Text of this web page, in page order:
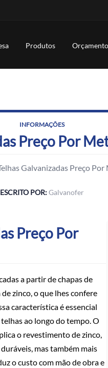
Produtos
INFORMAÇÕES
Preço Por
Galvanizadas Preço
ESCRITO POR:Galvanofer
Preço Por
a partir de chapas de
zinco, o que lhes confere
característica é essencial
ao longo do tempo. O
o revestimento de zinco,
mas também mais
o custo com mão de obra e